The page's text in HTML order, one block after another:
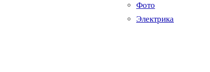
Фото
Электрика